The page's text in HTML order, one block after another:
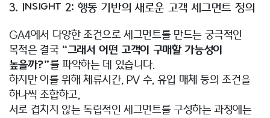
3. Insight 2: 행동 기반의 새로운 고객 세그먼트 정의
GA4에서 다양한 조건으로 세그먼트를 만드는 궁극적인
목적은 결국 “그래서 어떤 고객이 구매할 가능성이
높을까?”를 파악하는 데 있습니다.
하지만 이를 위해 체류시간, PV 수, 유입 매체 등의 조건을
하나씩 조합하고,
서로 겹치지 않는 독립적인 세그먼트를 구성하는 과정에는